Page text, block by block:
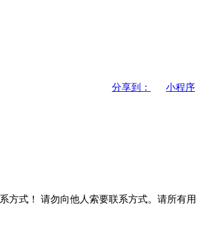
分享到：
小程序
方式！
请勿向他人索要联系方式。请所有用